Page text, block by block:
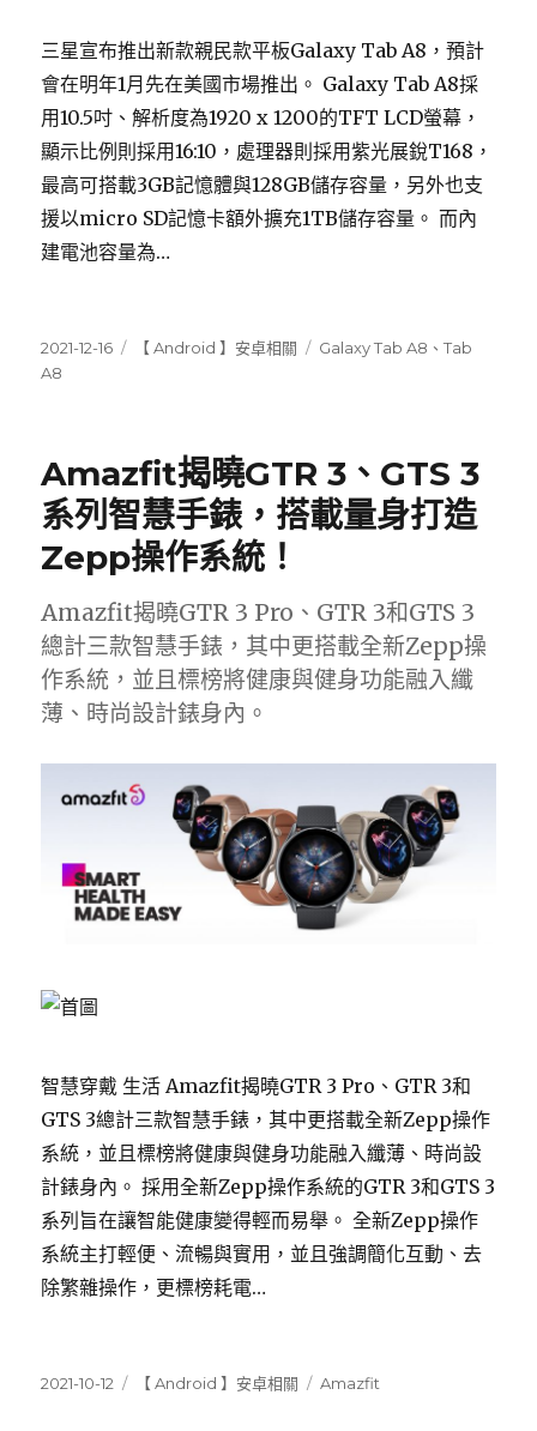
三星宣布推出新款親民款平板Galaxy Tab A8，預計
會在明年1月先在美國市場推出。 Galaxy Tab A8採
用10.5吋、解析度為1920 x 1200的TFT LCD螢幕，
顯示比例則採用16:10，處理器則採用紫光展銳T168，
最高可搭載3GB記憶體與128GB儲存容量，另外也支
援以micro SD記憶卡額外擴充1TB儲存容量。 而內
建電池容量為…
發
佈
2021-12-16
分【 Android 】安卓相關
標
Galaxy Tab A8 、Tab
A8
Amazfit揭曉GTR 3、GTS 3
系列智慧手錶，搭載量身打造
Zepp操作系統！
Amazfit揭曉GTR 3 Pro、GTR 3和GTS 3
總計三款智慧手錶，其中更搭載全新Zepp操
作系統，並且標榜將健康與健身功能融入纖
薄、時尚設計錶身內。
智慧穿戴 生活 Amazfit揭曉GTR 3 Pro、GTR 3和
GTS 3總計三款智慧手錶，其中更搭載全新Zepp操作
系統，並且標榜將健康與健身功能融入纖薄、時尚設
計錶身內。 採用全新Zepp操作系統的GTR 3和GTS 3
系列旨在讓智能健康變得輕而易舉。 全新Zepp操作
系統主打輕便、流暢與實用，並且強調簡化互動、去
除繁雜操作，更標榜耗電…
發
2021-10-12
分【 Android 】安卓相關
標
Amazfit